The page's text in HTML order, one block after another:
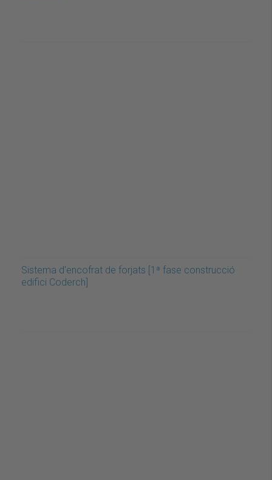
Sistema d'encofrat de forjats [1ª fase construcció
edifici Coderch]